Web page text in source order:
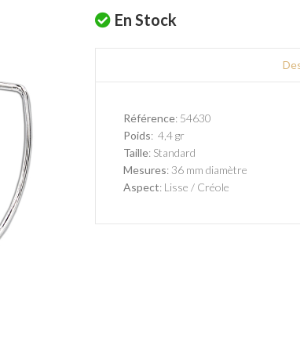
En Stock
Référence: 54630
Poids: 4,4 gr
Taille: Standard
Mesures: 36 mm diamètre
Aspect: Lisse / Créole